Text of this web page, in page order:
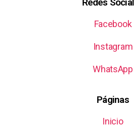
Redes
Facebook
Instagram
WhatsApp
Páginas
Inicio